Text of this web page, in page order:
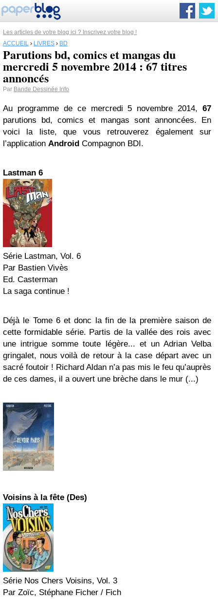
Les articles de votre blog ici ? Inscrivez votre blog !
ACCUEIL › LIVRES › BD
Parutions bd, comics et mangas du
mercredi 5 novembre 2014 : 67 titres
annoncés
Par Bande Dessinée Info
Au programme de ce mercredi 5 novembre 2014, 67
parutions bd, comics et mangas sont annoncées. En
voici la liste, que vous retrouverez également sur
l’application Android Compagnon BDI.
Lastman 6
Série Lastman, Vol. 6
Par Bastien Vivès
Ed. Casterman
La saga continue !
Déjà le Tome 6 et donc la fin de la première saison de
cette formidable série. Partis de la vallée des rois avec
une intrigue somme toute légère... et un Adrian Velba
gringalet, nous voilà de retour à la case départ avec un
sacré foutoir ! Richard Aldan n’a pas mis le feu qu’auprès
de ces dames, il a ouvert une brèche dans le mur (...)
Voisins à la fête (Des)
Série Nos Chers Voisins, Vol. 3
Par Zoïc, Stéphane Ficher / Fich